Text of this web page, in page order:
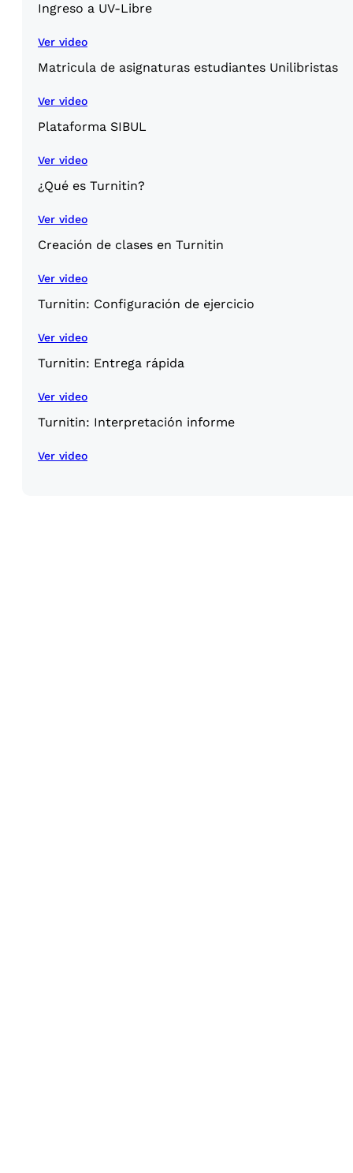
Ingreso a UV-Libre
Ver video
Matricula de asignaturas estudiantes Unilibristas
Ver video
Plataforma SIBUL
Ver video
¿Qué es Turnitin?
Ver video
Creación de clases en Turnitin
Ver video
Turnitin: Configuración de ejercicio
Ver video
Turnitin: Entrega rápida
Ver video
Turnitin: Interpretación informe
Ver video